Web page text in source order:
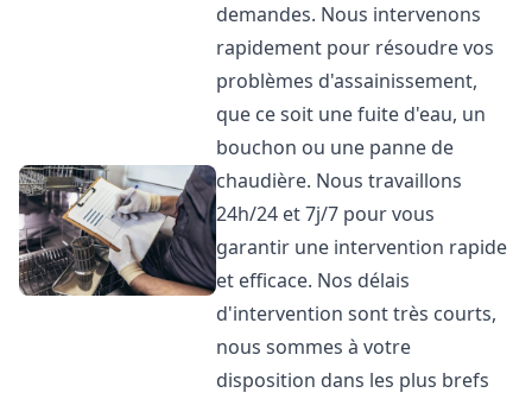
demandes. Nous intervenons
rapidement pour résoudre vos
problèmes d'assainissement,
que ce soit une fuite d'eau, un
bouchon ou une panne de
chaudière. Nous travaillons
24h/24 et 7j/7 pour vous
garantir une intervention rapide
et efficace. Nos délais
d'intervention sont très courts,
nous sommes à votre
disposition dans les plus brefs